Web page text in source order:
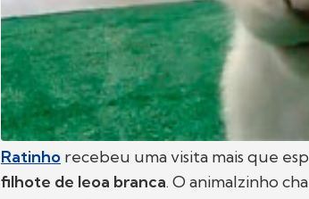
Ratinho recebeu uma visita mais que
filhote de leoa branca. O animalzinho